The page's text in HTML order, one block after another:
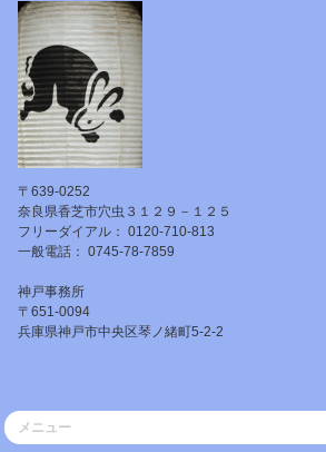
〒639-0252
奈良県香芝市穴虫３１２９－１２５
フリーダイアル： 0120-710-813
一般電話： 0745-78-7859
神戸事務所
〒651-0094
兵庫県神戸市中央区琴ノ緒町5-2-2
メニュー